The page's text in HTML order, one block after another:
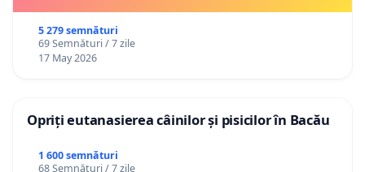
5 279 semnături
69 Semnături / 7 zile
17 May 2026
Opriți eutanasierea câinilor și pisicilor în Bacău
1 600 semnături
68 Semnături / 7 zile